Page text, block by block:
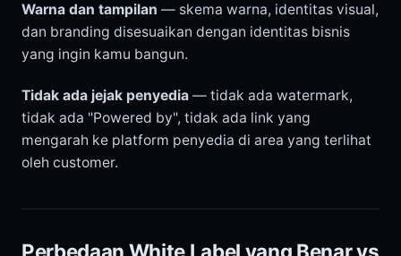
Warna dan tampilan — skema warna, identitas visual,
dan branding disesuaikan dengan identitas bisnis
yang ingin kamu bangun.
Tidak ada jejak penyedia — tidak ada watermark,
tidak ada "Powered by", tidak ada link yang
mengarah ke platform penyedia di area yang terlihat
oleh customer.
Perbedaan White Label yang Benar vs